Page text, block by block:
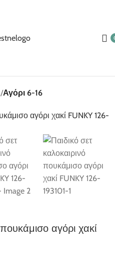
Αγόρι 6-16
αγόρι χακί
με κάρτα!